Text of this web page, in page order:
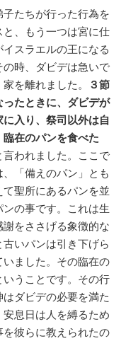
たちが行った行為を
、もう一つは宮に仕
スラエルの王になる
時、ダビデは急いで
を離れました。
３節
たときに、ダビデが
入り、祭司以外は自
在のパンを食べた
言われました。ここで
「備えのパン」とも
聖所にあるパンを並
の事です。これは生
をささげる象徴的な
いパンは引き下げら
ました。その臨在の
うことです。その行
ダビデの必要を満た
息日は人を縛るため
彼らに教えられたの